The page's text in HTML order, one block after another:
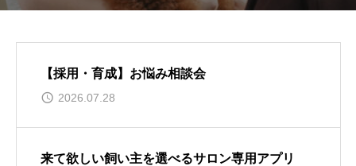
【採用・育成】お悩み相談会
2026.07.28
来て欲しい飼い主を選べるサロン専用アプリ